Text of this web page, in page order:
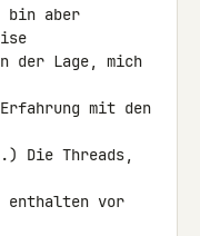
bin aber
Lage, mich
mit den
Die Threads,
enthalten vor